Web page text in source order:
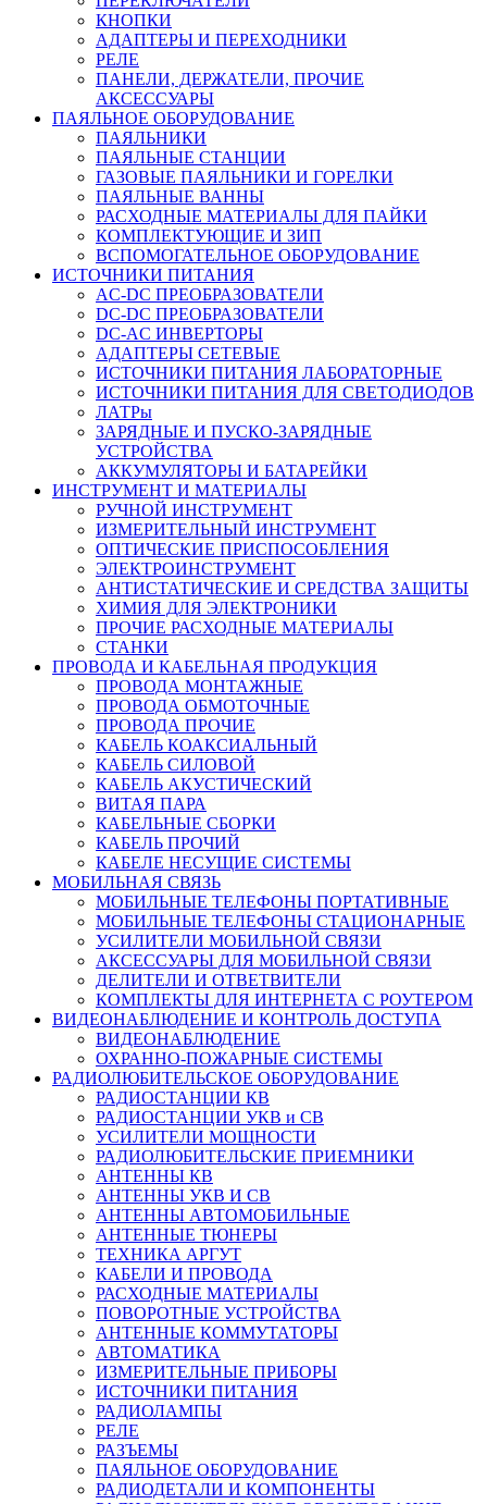
КНОПКИ
АДАПТЕРЫ И ПЕРЕХОДНИКИ
РЕЛЕ
ПАНЕЛИ, ДЕРЖАТЕЛИ, ПРОЧИЕ
АКСЕССУАРЫ
ПАЯЛЬНОЕ ОБОРУДОВАНИЕ
ПАЯЛЬНИКИ
ПАЯЛЬНЫЕ СТАНЦИИ
ГАЗОВЫЕ ПАЯЛЬНИКИ И ГОРЕЛКИ
ПАЯЛЬНЫЕ ВАННЫ
РАСХОДНЫЕ МАТЕРИАЛЫ ДЛЯ ПАЙКИ
КОМПЛЕКТУЮЩИЕ И ЗИП
ВСПОМОГАТЕЛЬНОЕ ОБОРУДОВАНИЕ
ИСТОЧНИКИ ПИТАНИЯ
AC-DC ПРЕОБРАЗОВАТЕЛИ
DC-DC ПРЕОБРАЗОВАТЕЛИ
DC-AC ИНВЕРТОРЫ
АДАПТЕРЫ СЕТЕВЫЕ
ИСТОЧНИКИ ПИТАНИЯ ЛАБОРАТОРНЫЕ
ИСТОЧНИКИ ПИТАНИЯ ДЛЯ СВЕТОДИОДОВ
ЛАТРы
ЗАРЯДНЫЕ И ПУСКО-ЗАРЯДНЫЕ
УСТРОЙСТВА
АККУМУЛЯТОРЫ И БАТАРЕЙКИ
ИНСТРУМЕНТ И МАТЕРИАЛЫ
РУЧНОЙ ИНСТРУМЕНТ
ИЗМЕРИТЕЛЬНЫЙ ИНСТРУМЕНТ
ОПТИЧЕСКИЕ ПРИСПОСОБЛЕНИЯ
ЭЛЕКТРОИНСТРУМЕНТ
АНТИСТАТИЧЕСКИЕ И СРЕДСТВА ЗАЩИТЫ
ХИМИЯ ДЛЯ ЭЛЕКТРОНИКИ
ПРОЧИЕ РАСХОДНЫЕ МАТЕРИАЛЫ
СТАНКИ
ПРОВОДА И КАБЕЛЬНАЯ ПРОДУКЦИЯ
ПРОВОДА МОНТАЖНЫЕ
ПРОВОДА ОБМОТОЧНЫЕ
ПРОВОДА ПРОЧИЕ
КАБЕЛЬ КОАКСИАЛЬНЫЙ
КАБЕЛЬ СИЛОВОЙ
КАБЕЛЬ АКУСТИЧЕСКИЙ
ВИТАЯ ПАРА
КАБЕЛЬНЫЕ СБОРКИ
КАБЕЛЬ ПРОЧИЙ
КАБЕЛЕ НЕСУЩИЕ СИСТЕМЫ
МОБИЛЬНАЯ СВЯЗЬ
МОБИЛЬНЫЕ ТЕЛЕФОНЫ ПОРТАТИВНЫЕ
МОБИЛЬНЫЕ ТЕЛЕФОНЫ СТАЦИОНАРНЫЕ
УСИЛИТЕЛИ МОБИЛЬНОЙ СВЯЗИ
АКСЕССУАРЫ ДЛЯ МОБИЛЬНОЙ СВЯЗИ
ДЕЛИТЕЛИ И ОТВЕТВИТЕЛИ
КОМПЛЕКТЫ ДЛЯ ИНТЕРНЕТА С РОУТЕРОМ
ВИДЕОНАБЛЮДЕНИЕ И КОНТРОЛЬ ДОСТУПА
ВИДЕОНАБЛЮДЕНИЕ
ОХРАННО-ПОЖАРНЫЕ СИСТЕМЫ
РАДИОЛЮБИТЕЛЬСКОЕ ОБОРУДОВАНИЕ
РАДИОСТАНЦИИ КВ
РАДИОСТАНЦИИ УКВ и СВ
УСИЛИТЕЛИ МОЩНОСТИ
РАДИОЛЮБИТЕЛЬСКИЕ ПРИЕМНИКИ
АНТЕННЫ КВ
АНТЕННЫ УКВ И СВ
АНТЕННЫ АВТОМОБИЛЬНЫЕ
АНТЕННЫЕ ТЮНЕРЫ
ТЕХНИКА АРГУТ
КАБЕЛИ И ПРОВОДА
РАСХОДНЫЕ МАТЕРИАЛЫ
ПОВОРОТНЫЕ УСТРОЙСТВА
АНТЕННЫЕ КОММУТАТОРЫ
АВТОМАТИКА
ИЗМЕРИТЕЛЬНЫЕ ПРИБОРЫ
ИСТОЧНИКИ ПИТАНИЯ
РАДИОЛАМПЫ
РЕЛЕ
РАЗЪЕМЫ
ПАЯЛЬНОЕ ОБОРУДОВАНИЕ
РАДИОДЕТАЛИ И КОМПОНЕНТЫ